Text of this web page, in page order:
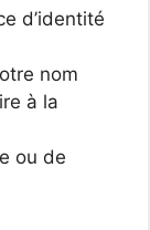
d’identité
nom
à la
ou de